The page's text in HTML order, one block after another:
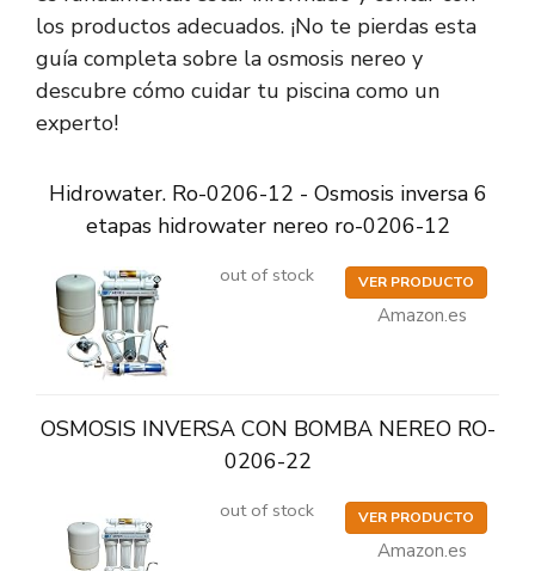
los productos adecuados. ¡No te pierdas esta
guía completa sobre la osmosis nereo y
descubre cómo cuidar tu piscina como un
experto!
Hidrowater. Ro-0206-12 - Osmosis inversa 6
etapas hidrowater nereo ro-0206-12
out of stock VER PRODUCTO
Amazon.es
OSMOSIS INVERSA CON BOMBA NEREO RO-
0206-22
out of stock VER PRODUCTO
Amazon.es